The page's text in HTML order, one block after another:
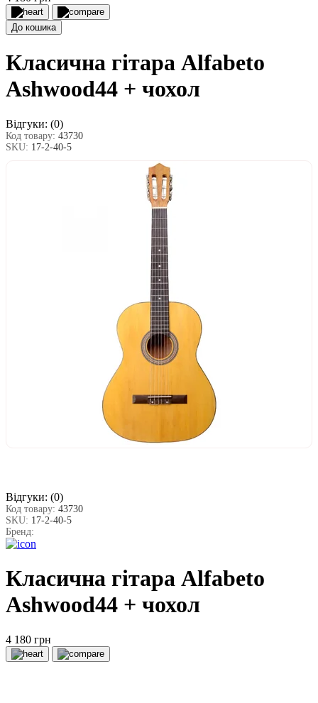
До кошика
Класична гітара Alfabeto
Ashwood44 + чохол
Відгуки: (0)
Код товару: 43730
SKU: 17-2-40-5
Відгуки: (0)
Код товару: 43730
SKU: 17-2-40-5
Бренд:
Класична гітара Alfabeto
Ashwood44 + чохол
4 180 грн